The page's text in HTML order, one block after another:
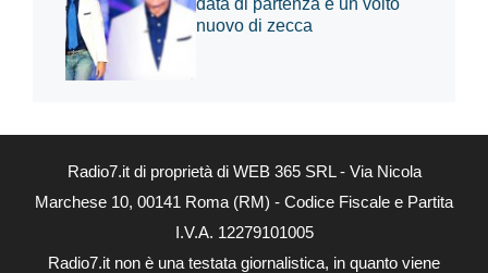
nuovo di zecca
Radio7.it di proprietà di WEB 365 SRL - Via Nicola
Marchese 10, 00141 Roma (RM) - Codice Fiscale e Partita
I.V.A. 12279101005
Radio7.it non è una testata giornalistica, in quanto viene